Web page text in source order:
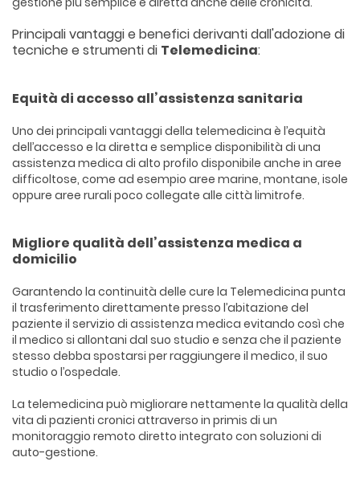
Principali vantaggi e benefici derivanti dall'adozione di
tecniche e strumenti di Telemedicina:
Equità di accesso all’assistenza sanitaria
Uno dei principali vantaggi della telemedicina è l’equità
dell’accesso e la diretta e semplice disponibilità di una
assistenza medica di alto profilo disponibile anche in aree
difficoltose, come ad esempio aree marine, montane, isole
oppure aree rurali poco collegate alle città limitrofe.
Migliore qualità dell’assistenza medica a
domicilio
Garantendo la continuità delle cure la Telemedicina punta
il trasferimento direttamente presso l’abitazione del
paziente il servizio di assistenza medica evitando così che
il medico si allontani dal suo studio e senza che il paziente
stesso debba spostarsi per raggiungere il medico, il suo
studio o l’ospedale.
La telemedicina può migliorare nettamente la qualità della
vita di pazienti cronici attraverso in primis di un
monitoraggio remoto diretto integrato con soluzioni di
auto-gestione.